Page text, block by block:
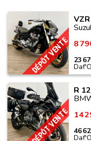
DÉPÔT VENTE 8
23
DÉPÔT VENTE
R
14
46